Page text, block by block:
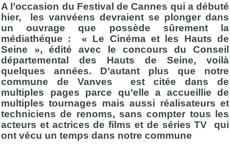
A l’occasion du Festival de Cannes qui a débuté
hier, les vanvéens devraient se plonger dans
un ouvrage que possède sûrement la
médiathéque : « Le Cinéma et les Hauts de
Seine », édité avec le concours du Conseil
départemental des Hauts de Seine, voilà
quelques années. D’autant plus que notre
commune de Vanves est citée dans de
multiples pages parce qu’elle a accueillie de
multiples tournages mais aussi réalisateurs et
techniciens de renoms, sans compter tous les
acteurs et actrices de films et de séries TV qui
ont vécu un temps dans notre commune